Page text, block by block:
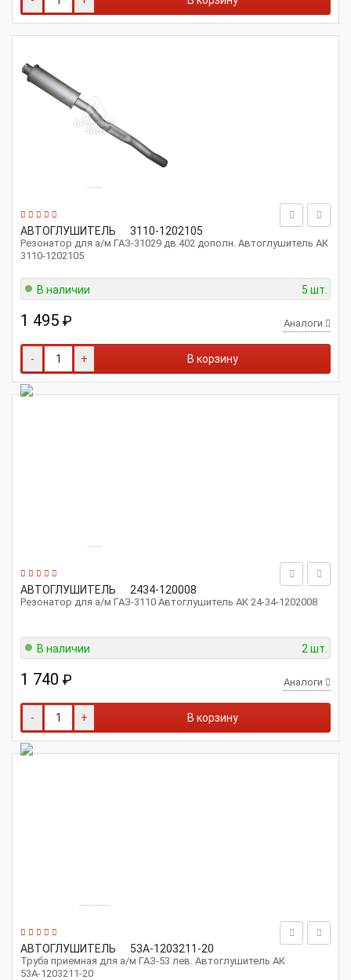
АВТОГЛУШИТЕЛЬ 3110-1202105
Резонатор для а/м ГАЗ-31029 дв.402 дополн. Автоглушитель АК
3110-1202105
В наличии 5 шт.
1 495 ₽ Аналоги
- + В корзину
АВТОГЛУШИТЕЛЬ 2434-120008
Резонатор для а/м ГАЗ-3110 Автоглушитель АК 24-34-1202008
В наличии 2 шт.
1 740 ₽ Аналоги
- + В корзину
АВТОГЛУШИТЕЛЬ 53А-1203211-20
Труба приемная для а/м ГАЗ-53 лев. Автоглушитель АК
53А-1203211-20